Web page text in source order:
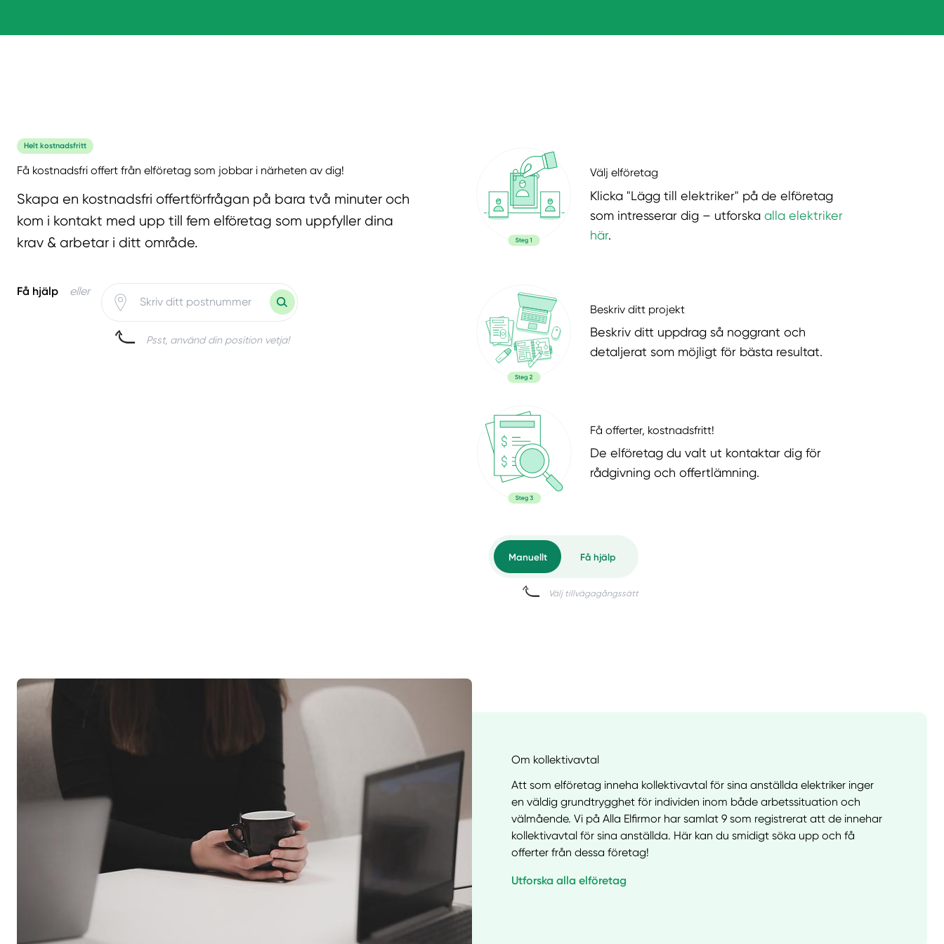
Helt kostnadsfritt
Få kostnadsfri offert från elföretag som jobbar i närheten av dig!
Skapa en kostnadsfri offertförfrågan på bara två minuter och
kom i kontakt med upp till fem elföretag som uppfyller dina
krav & arbetar i ditt område.
Få hjälp eller
Psst, använd din position vetja!
Välj elföretag
Klicka "Lägg till elektriker" på de elföretag
som intresserar dig – utforska alla elektriker
här.
Beskriv ditt projekt
Beskriv ditt uppdrag så noggrant och
detaljerat som möjligt för bästa resultat.
Få offerter, kostnadsfritt!
De elföretag du valt ut kontaktar dig för
rådgivning och offertlämning.
Om kollektivavtal
Att som elföretag inneha kollektivavtal för sina anställda elektriker inger
en väldig grundtrygghet för individen inom både arbetssituation och
välmående. Vi på Alla Elfirmor har samlat 9 som registrerat att de innehar
kollektivavtal för sina anställda. Här kan du smidigt söka upp och få
offerter från dessa företag!
Utforska alla elföretag